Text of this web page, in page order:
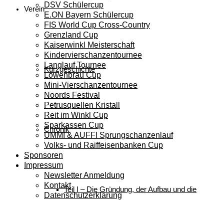
Verein
Kurzgeschichte
Chronik
Teil I – Die Gründung, der Aufbau und die
DSV Schülercup
E.ON Bayern Schülercup
FIS World Cup Cross-Country
Grenzland Cup
Kaiserwinkl Meisterschaft
Kindervierschanzentournee
Langlauf Tournee
Löwenbräu Cup
Mini-Vierschanzentournee
Noords Festival
Petrusquellen Kristall
Reit im Winkl Cup
Sparkassen Cup
UMMI & AUFFI Sprungschanzenlauf
Volks- und Raiffeisenbanken Cup
Sponsoren
Impressum
Newsletter Anmeldung
Kontakt
Datenschutzerklärung